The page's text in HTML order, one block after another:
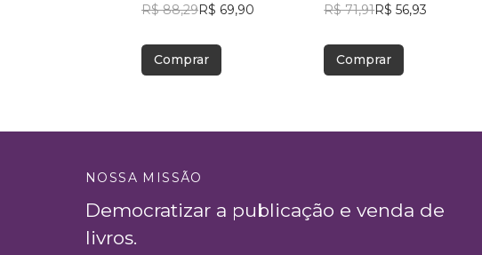
R$ 88,29R$ 69,90
Comprar
R$ 71,91R$ 56,93
Comprar
NOSSA MISSÃO
Democratizar a publicação e venda de
livros.